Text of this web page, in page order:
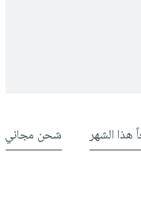
هذا الشهر شحن مجاني